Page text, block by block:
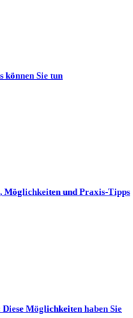
können Sie tun
und Praxis-Tipps
Möglichkeiten haben Sie